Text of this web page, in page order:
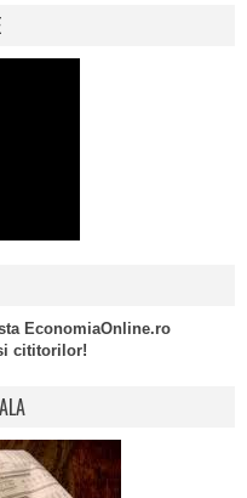
EconomiaOnline.ro
cititorilor!